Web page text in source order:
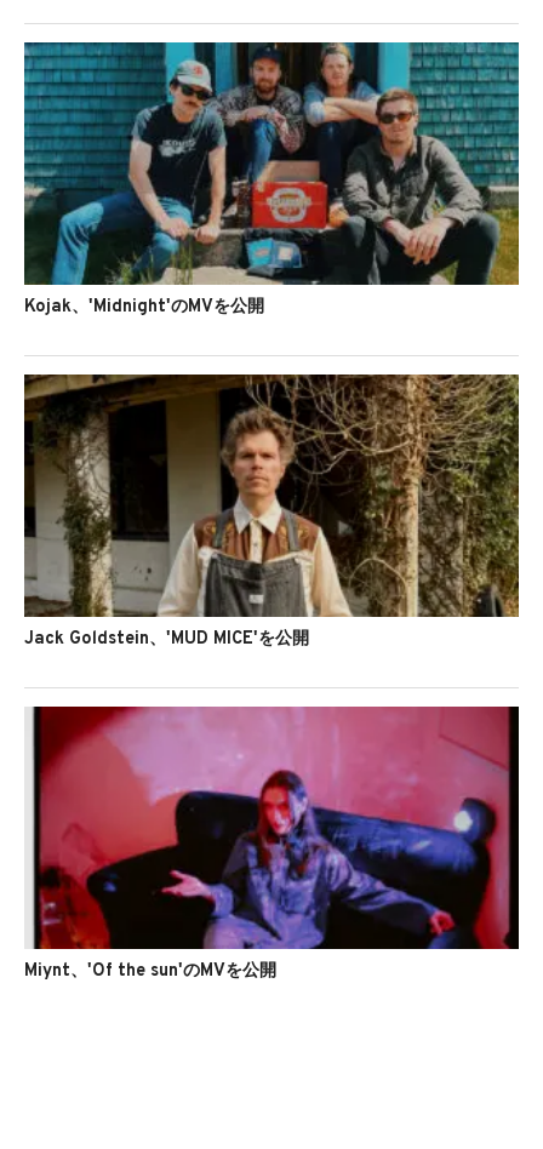
Kojak、'Midnight'のMVを公開
Jack Goldstein、'MUD MICE'を公開
Miynt、'Of the sun'のMVを公開